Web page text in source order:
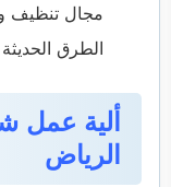
مجال تنظيف
الطرق
ألية عمل
الرياض